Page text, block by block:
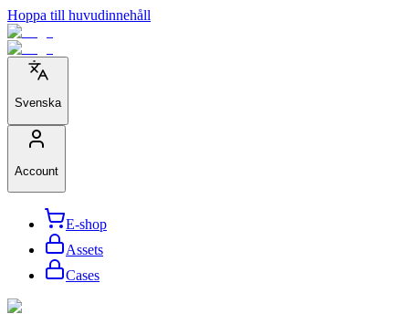
Hoppa till huvudinnehåll
Svenska
Account
E-shop
Assets
Cases